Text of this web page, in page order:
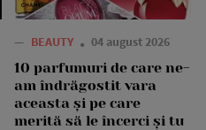
— BEAUTY 04 august 2026
10 parfumuri de care ne-
am îndrăgostit vara
aceasta și pe care
merită să le încerci și tu